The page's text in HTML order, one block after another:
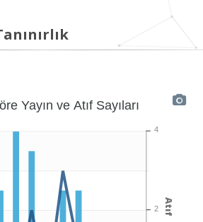
Yayın ve Atıf Sayıları
4
2 Atıf